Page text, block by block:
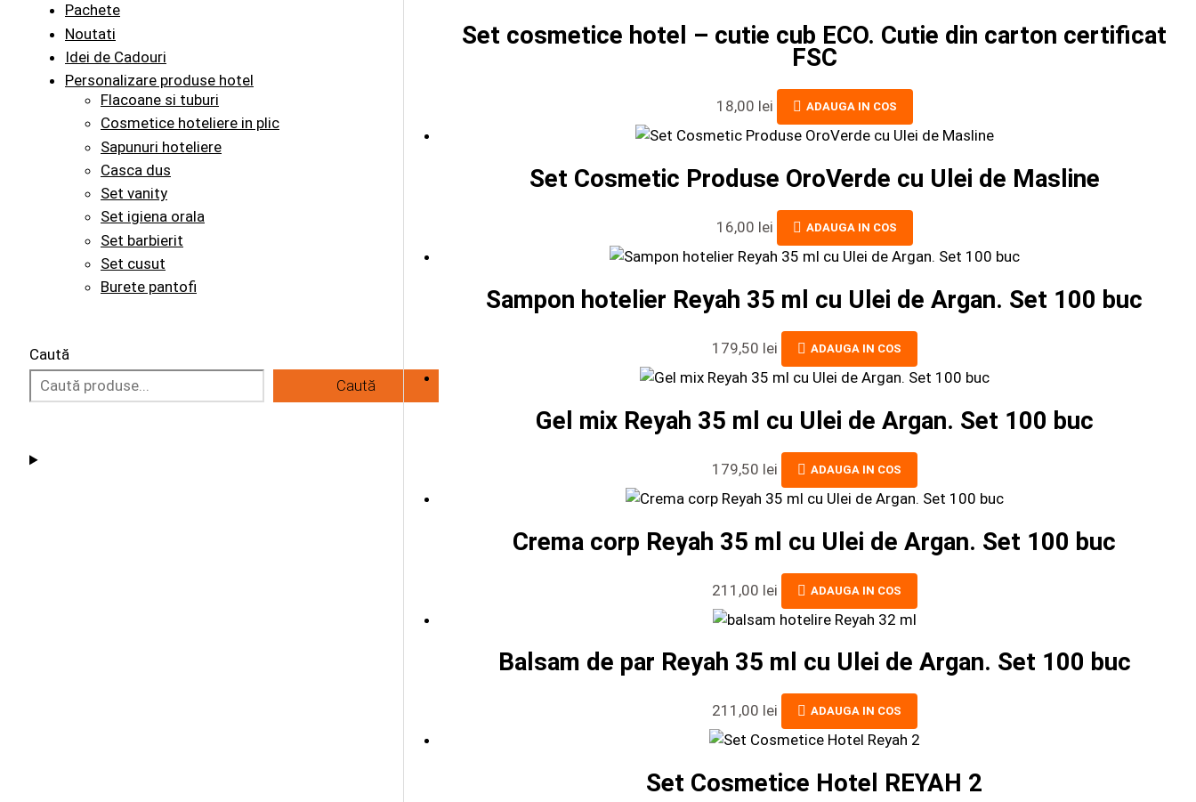
Pachete
Noutati
Idei de Cadouri
Personalizare produse hotel
Flacoane si tuburi
Cosmetice hoteliere in plic
Sapunuri hoteliere
Casca dus
Set vanity
Set igiena orala
Set barbierit
Set cusut
Burete pantofi
Caută
Caută
Set cosmetice hotel – cutie cub ECO. Cutie din carton certificat
FSC
18,00 lei ADAUGA IN COS
Set Cosmetic Produse OroVerde cu Ulei de Masline
16,00 lei ADAUGA IN COS
Sampon hotelier Reyah 35 ml cu Ulei de Argan. Set 100 buc
179,50 lei ADAUGA IN COS
Gel mix Reyah 35 ml cu Ulei de Argan. Set 100 buc
179,50 lei ADAUGA IN COS
Crema corp Reyah 35 ml cu Ulei de Argan. Set 100 buc
211,00 lei ADAUGA IN COS
Balsam de par Reyah 35 ml cu Ulei de Argan. Set 100 buc
211,00 lei ADAUGA IN COS
Set Cosmetice Hotel REYAH 2